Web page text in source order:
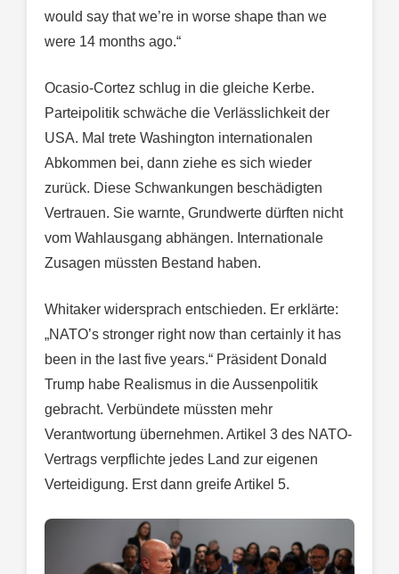
would say that we’re in worse shape than we
were 14 months ago.“
Ocasio-Cortez schlug in die gleiche Kerbe.
Parteipolitik schwäche die Verlässlichkeit der
USA. Mal trete Washington internationalen
Abkommen bei, dann ziehe es sich wieder
zurück. Diese Schwankungen beschädigten
Vertrauen. Sie warnte, Grundwerte dürften nicht
vom Wahlausgang abhängen. Internationale
Zusagen müssten Bestand haben.
Whitaker widersprach entschieden. Er erklärte:
„NATO’s stronger right now than certainly it has
been in the last five years.“ Präsident Donald
Trump habe Realismus in die Aussenpolitik
gebracht. Verbündete müssten mehr
Verantwortung übernehmen. Artikel 3 des NATO-
Vertrags verpflichte jedes Land zur eigenen
Verteidigung. Erst dann greife Artikel 5.